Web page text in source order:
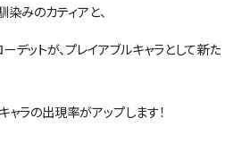
みのカティアと、
デットが、プレイアブルキャラとして新た
ャラの出現率がアップします！